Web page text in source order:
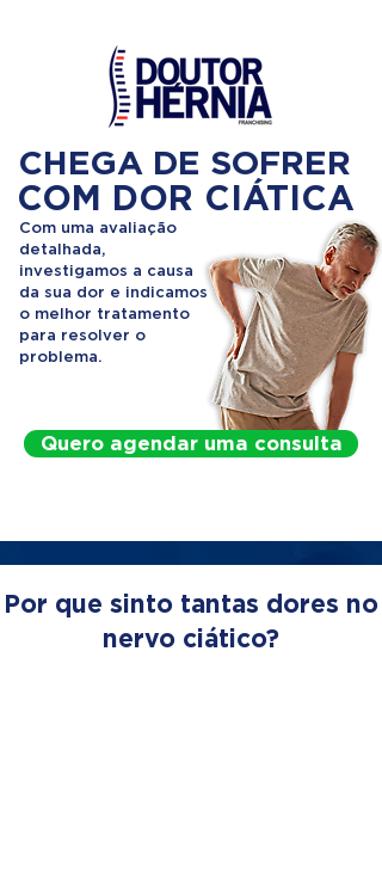
CHEGA DE SOFRER
COM DOR CIÁTICA
Com uma avaliação
detalhada,
investigamos a causa
da sua dor e indicamos
o melhor tratamento
para resolver o
problema.
Quero agendar uma consulta
Por que sinto tantas dores no
nervo ciático?